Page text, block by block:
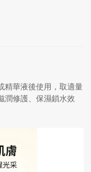
精華液後使用，取適量
潤修護、保濕鎖水效